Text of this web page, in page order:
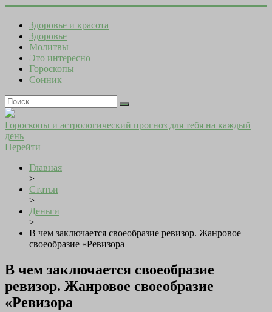
Здоровье и красота
Здоровье
Молитвы
Это интересно
Гороскопы
Сонник
Гороскопы и астрологический прогноз для тебя на каждый
день
Перейти
Главная
>
Статьи
>
Деньги
>
В чем заключается своеобразие ревизор. Жанровое
своеобразие «Ревизора
В чем заключается своеобразие
ревизор. Жанровое своеобразие
«Ревизора